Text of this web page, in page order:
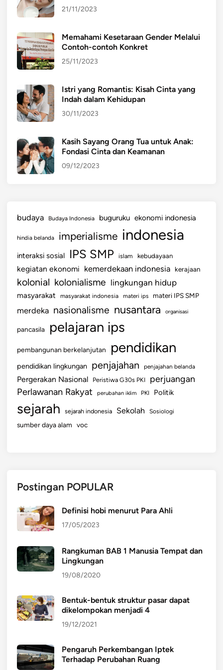
21/11/2023
Memahami Kesetaraan Gender Melalui
Contoh-contoh Konkret
25/11/2023
Istri yang Romantis: Kisah Cinta yang
Indah dalam Kehidupan
30/11/2023
Kasih Sayang Orang Tua untuk Anak:
Fondasi Cinta dan Keamanan
09/12/2023
budaya Budaya Indonesia buguruku ekonomi indonesia
hindia belanda imperialisme indonesia
interaksi sosial IPS SMP islam kebudayaan
kegiatan ekonomi kemerdekaan indonesia kerajaan
kolonial kolonialisme lingkungan hidup
masyarakat masyarakat indonesia materi ips materi IPS SMP
merdeka nasionalisme nusantara organisasi
pancasila pelajaran ips
pembangunan berkelanjutan pendidikan
pendidikan lingkungan penjajahan penjajahan belanda
Pergerakan Nasional Peristiwa G30s PKI perjuangan
Perlawanan Rakyat perubahan iklim PKI Politik
sejarah sejarah indonesia Sekolah Sosiologi
sumber daya alam voc
Postingan POPULAR
Definisi hobi menurut Para Ahli
17/05/2023
Rangkuman BAB 1 Manusia Tempat dan
Lingkungan
19/08/2020
Bentuk-bentuk struktur pasar dapat
dikelompokan menjadi 4
19/12/2021
Pengaruh Perkembangan Iptek
Terhadap Perubahan Ruang